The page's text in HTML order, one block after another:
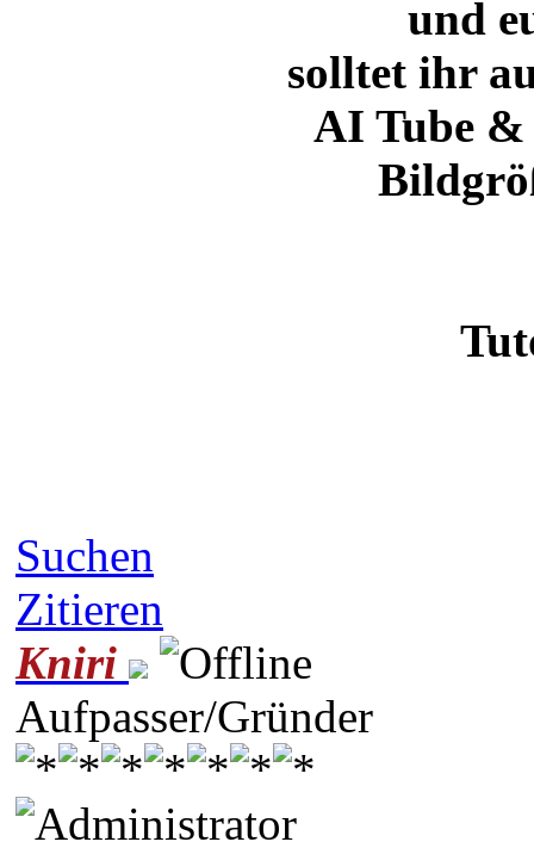
und
solltet ihr
AI Tube
Suchen
Zitieren
Kniri
Aufpasser/Gründer